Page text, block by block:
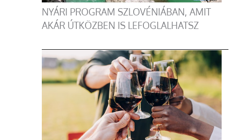
NYÁRI PROGRAM SZLOVÉNIÁBAN, AMIT
AKÁR ÚTKÖZBEN IS LEFOGLALHATSZ